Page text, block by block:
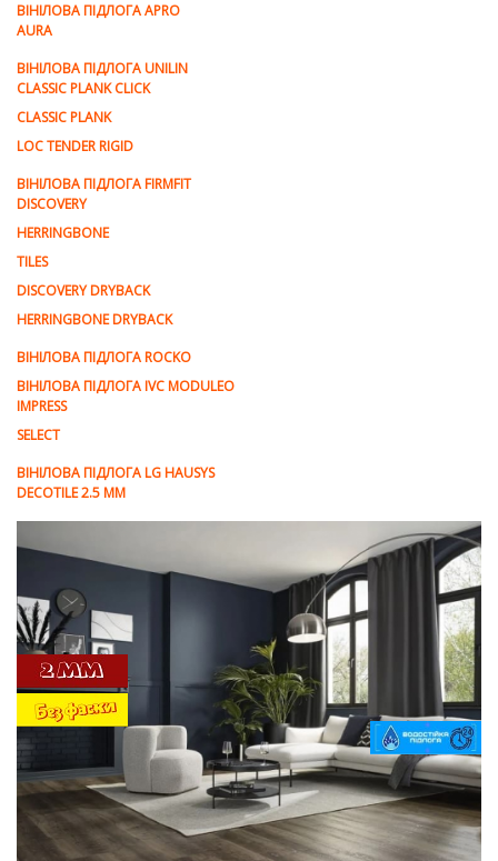
ВІНІЛОВА ПІДЛОГА APRO
AURA
ВІНІЛОВА ПІДЛОГА UNILIN
CLASSIC PLANK CLICK
CLASSIC PLANK
LOC TENDER RIGID
ВІНІЛОВА ПІДЛОГА FIRMFIT
DISCOVERY
HERRINGBONE
TILES
DISCOVERY DRYBACK
HERRINGBONE DRYBACK
ВІНІЛОВА ПІДЛОГА ROCKO
ВІНІЛОВА ПІДЛОГА IVC MODULEO
IMPRESS
SELECT
ВІНІЛОВА ПІДЛОГА LG HAUSYS
DECOTILE 2.5 MM